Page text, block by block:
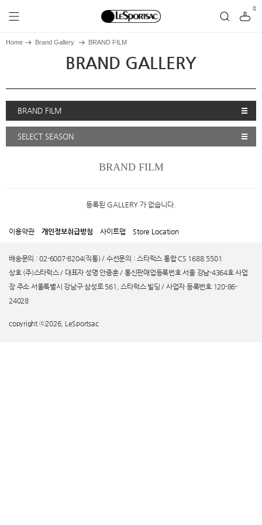
0
Home Brand Gallery BRAND FILM
BRAND GALLERY
BRAND FILM
SELECT SEASON
BRAND FILM
등록된 GALLERY 가 없습니다.
이용약관 개인정보취급방침 사이트맵 Store Location
배송문의 : 02-6007-8204(직통) / 수선문의 : 스타럭스 통합 CS 1688.5501
상호 (주)스타럭스 / 대표자 성명 안종훈 / 통신판매업등록번호 서울 강남-4364호 사업
장 주소 서울특별시 강남구 삼성로 561, 스타럭스 빌딩 / 사업자 등록번호 120-86-
24028
copyright ⓒ2026, LeSportsac